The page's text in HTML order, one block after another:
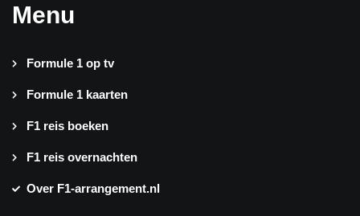
Menu
Formule 1 op tv
Formule 1 kaarten
F1 reis boeken
F1 reis overnachten
Over F1-arrangement.nl